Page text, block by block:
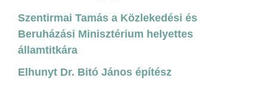
Szentirmai Tamás a Közlekedési és
Beruházási Minisztérium helyettes
államtitkára
Elhunyt Dr. Bitó János építész